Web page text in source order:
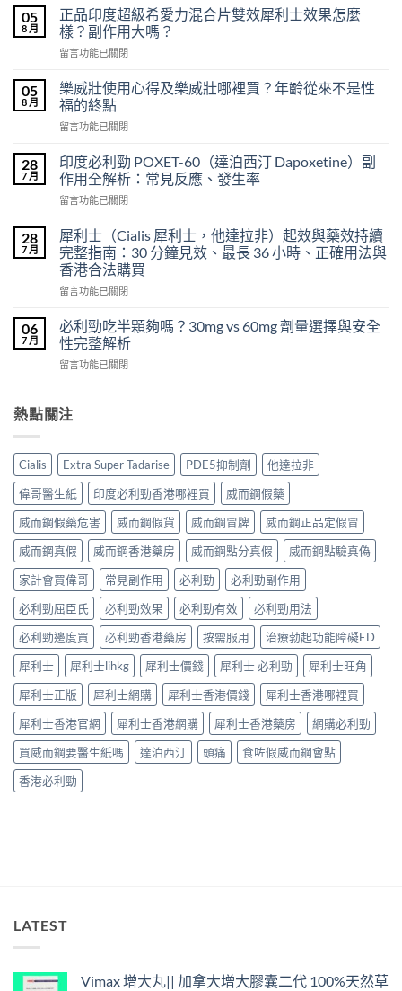
05
8 月
正品印度超級希愛力混合片雙效犀利士效果怎麼
樣？副作用大嗎？
在
品
印
度
超
希
愛
力
混
片
雙
效
利
效
果
怎
麼
作
嗎？〉
中
留言功能已關閉
05
8 月
樂威壯使用心得及樂威壯哪裡買？年齡從來不是性
福的終點
在
威
壯
使
用
得
及
樂
威
壯
裡
買？
齡
不
福
的
終
點〉
中
留言功能已關閉
28
7 月
印度必利勁 POXET-60（達泊西汀 Dapoxetine）副
作用全解析：常見反應、發生率
在
度
必
利
勁
POXET-
泊
西
汀
Dapoxetine）
用
析：
常
見
反
應、
發
生
率〉
中
留言功能已關閉
28
7 月
犀利士（Cialis 犀利士，他達拉非）起效與藥效持續
完整指南：30 分鐘見效、最長 36 小時、正確用法與
香港合法購買
在
利
士
（Cialis
犀
他
非）
起
效
與
藥
效
持
續
完
整
指
南：
30
分
見
效、
最
長
36
小
時、
正
購
留言功能已關閉
06
7 月
必利勁吃半顆夠嗎？30mg vs 60mg 劑量選擇與安全
性完整解析
在
勁
吃
顆
夠
嗎？
30mg
vs
60mg
劑
量
選
擇
與
安
全
性
整
解
析〉
中
留言功能已關閉
熱點關注
Cialis Extra Super Tadarise PDE5抑制劑
他達拉非
偉哥醫生紙
印度必利勁香港哪裡買
威而鋼假藥
威而鋼假藥危害
威而鋼假貨 威而鋼冒牌
威而鋼正品定假冒
威而鋼真假
威而鋼香港藥房 威而鋼點分真假
威而鋼點驗真偽
家計會買偉哥
常見副作用 必利勁
必利勁副作用
必利勁屈臣氏
必利勁效果 必利勁有效
必利勁用法
必利勁邊度買
必利勁香港藥房 按需服用
治療勃起功能障礙ED
犀利士
犀利士lihkg 犀利士價錢 犀利士 必利勁
犀利士旺角
犀利士正版
犀利士網購 犀利士香港價錢
犀利士香港哪裡買
犀利士香港官網
犀利士香港網購 犀利士香港藥房
網購必利勁
買威而鋼要醫生紙嗎
達泊西汀 頭痛
食咗假威而鋼會點
香港必利勁
LATEST
Vimax 增大丸|| 加拿大增大膠囊二代 100%天然草